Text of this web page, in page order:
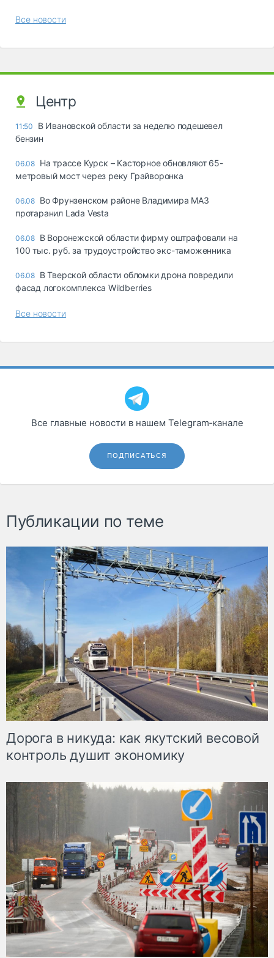
Все новости
Центр
11:50
В Ивановской области за неделю подешевел
бензин
06.08 На трассе Курск – Касторное обновляют 65-
метровый мост через реку Грайворонка
06.08 Во Фрунзенском районе Владимира МАЗ
протаранил Lada Vesta
06.08 В Воронежской области фирму оштрафовали на
100 тыс. руб. за трудоустройство экс-таможенника
06.08 В Тверской области обломки дрона повредили
фасад логокомплекса Wildberries
Все новости
Все главные новости в нашем Telegram‑канале
ПОДПИСАТЬСЯ
Публикации по теме
Дорога в никуда: как якутский весовой
контроль душит экономику